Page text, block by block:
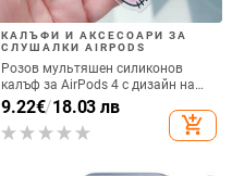
КАЛЪФИ И АКСЕСОАРИ ЗА
СЛУШАЛКИ AIRPODS
Розов мультяшен силиконов
калъф за AirPods 4 с дизайн на
котка
9.22€/18.03 лв
add_shopping_cart